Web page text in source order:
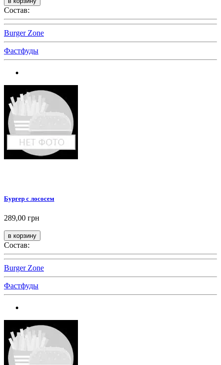
Состав:
Burger Zone
Фастфуды
Бургер с лососем
289,00 грн
Состав:
Burger Zone
Фастфуды